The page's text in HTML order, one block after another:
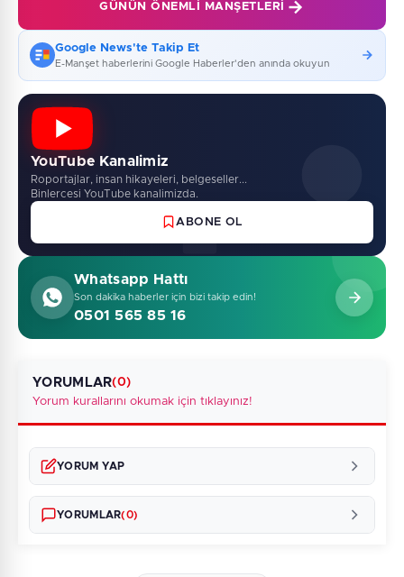
GÜNÜN ÖNEMLI MANŞETLERI
Google News'te Takip Et
E-Manşet haberlerini Google Haberler'den anında okuyun
YouTube Kanalimiz
Roportajlar, insan hikayeleri, belgeseller...
Binlercesi YouTube kanalimizda.
ABONE OL
Whatsapp Hattı
Son dakika haberler için bizi takip edin!
0501 565 85 16
YORUMLAR(0)
Yorum kurallarını okumak için tıklayınız!
YORUM YAP
YORUMLAR(0)